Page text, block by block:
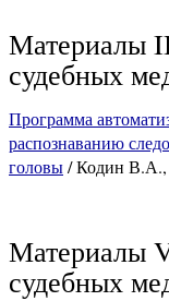
Материалы
судебных
Программа
распознаванию
головы/ Кодин
Материалы
судебных